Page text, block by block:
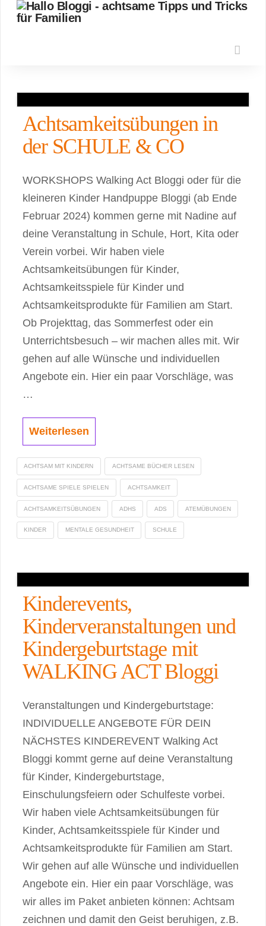
Achtsamkeitsübungen in
der SCHULE & CO
WORKSHOPS Walking Act Bloggi oder für die
kleineren Kinder Handpuppe Bloggi (ab Ende
Februar 2024) kommen gerne mit Nadine auf
deine Veranstaltung in Schule, Hort, Kita oder
Verein vorbei. Wir haben viele
Achtsamkeitsübungen für Kinder,
Achtsamkeitsspiele für Kinder und
Achtsamkeitsprodukte für Familien am Start.
Ob Projekttag, das Sommerfest oder ein
Unterrichtsbesuch – wir machen alles mit. Wir
gehen auf alle Wünsche und individuellen
Angebote ein. Hier ein paar Vorschläge, was
…
Weiterlesen
ACHTSAM MIT KINDERN ACHTSAME BÜCHER LESEN
ACHTSAME SPIELE SPIELEN ACHTSAMKEIT
ACHTSAMKEITSÜBUNGEN ADHS ADS ATEMÜBUNGEN
KINDER MENTALE GESUNDHEIT SCHULE
Kinderevents,
Kinderveranstaltungen und
Kindergeburtstage mit
WALKING ACT Bloggi
Veranstaltungen und Kindergeburtstage:
INDIVIDUELLE ANGEBOTE FÜR DEIN
NÄCHSTES KINDEREVENT Walking Act
Bloggi kommt gerne auf deine Veranstaltung
für Kinder, Kindergeburtstage,
Einschulungsfeiern oder Schulfeste vorbei.
Wir haben viele Achtsamkeitsübungen für
Kinder, Achtsamkeitsspiele für Kinder und
Achtsamkeitsprodukte für Familien am Start.
Wir gehen auf alle Wünsche und individuellen
Angebote ein. Hier ein paar Vorschläge, was
wir alles im Paket anbieten können: Achtsam
zeichnen und damit den Geist beruhigen, z.B.